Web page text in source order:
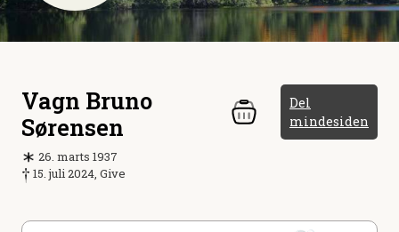
Vagn Bruno
Sørensen
Del
mindesiden
26. marts 1937
15. juli 2024, Give